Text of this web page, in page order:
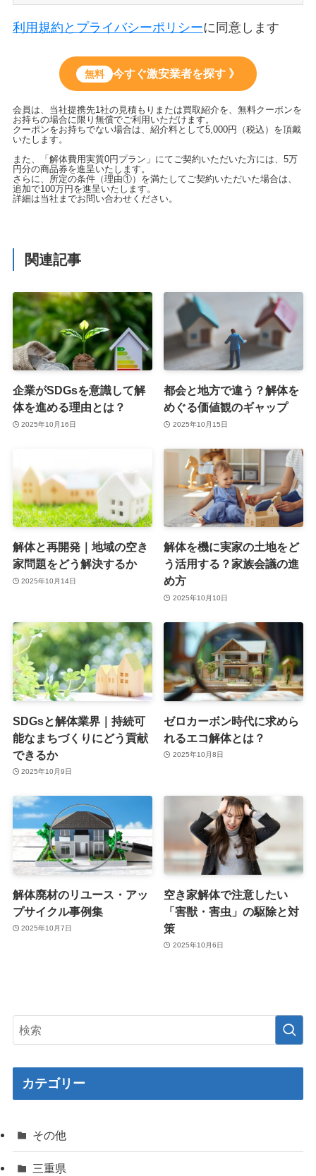
利用規約とプライバシーポリシーに同意します
無料 今すぐ激安業者を探す 》
会員は、当社提携先1社の見積もりまたは買取紹介を、無料クーポンを
お持ちの場合に限り無償でご利用いただけます。
クーポンをお持ちでない場合は、紹介料として5,000円（税込）を頂戴
いたします。
また、「解体費用実質0円プラン」にてご契約いただいた方には、5万
円分の商品券を進呈いたします。
さらに、所定の条件（理由①）を満たしてご契約いただいた場合は、
追加で100万円を進呈いたします。
詳細は当社までお問い合わせください。
関連記事
企業がSDGsを意識して解
体を進める理由とは？
2025年10月16日
都会と地方で違う？解体を
めぐる価値観のギャップ
2025年10月15日
解体と再開発｜地域の空き
家問題をどう解決するか
2025年10月14日
解体を機に実家の土地をど
う活用する？家族会議の進
め方
2025年10月10日
SDGsと解体業界｜持続可
能なまちづくりにどう貢献
できるか
2025年10月9日
ゼロカーボン時代に求めら
れるエコ解体とは？
2025年10月8日
解体廃材のリユース・アッ
プサイクル事例集
2025年10月7日
空き家解体で注意したい
「害獣・害虫」の駆除と対
策
2025年10月6日
カテゴリー
その他
三重県